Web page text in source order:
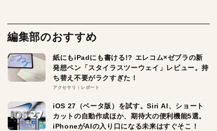
編集部のおすすめ
紙にもiPadにも書ける!? エレコム×ゼブラの新
発想ペン「スタイラスツーウェイ」レビュー。持
ち替え不要がラクすぎた！
アクセサリ レポート
iOS 27（ベータ版）を試す。Siri AI、ショート
カットの自動作成ほか、期待大の便利機能5選。
iPhoneがAIの入り口になる未来はすぐそこ！